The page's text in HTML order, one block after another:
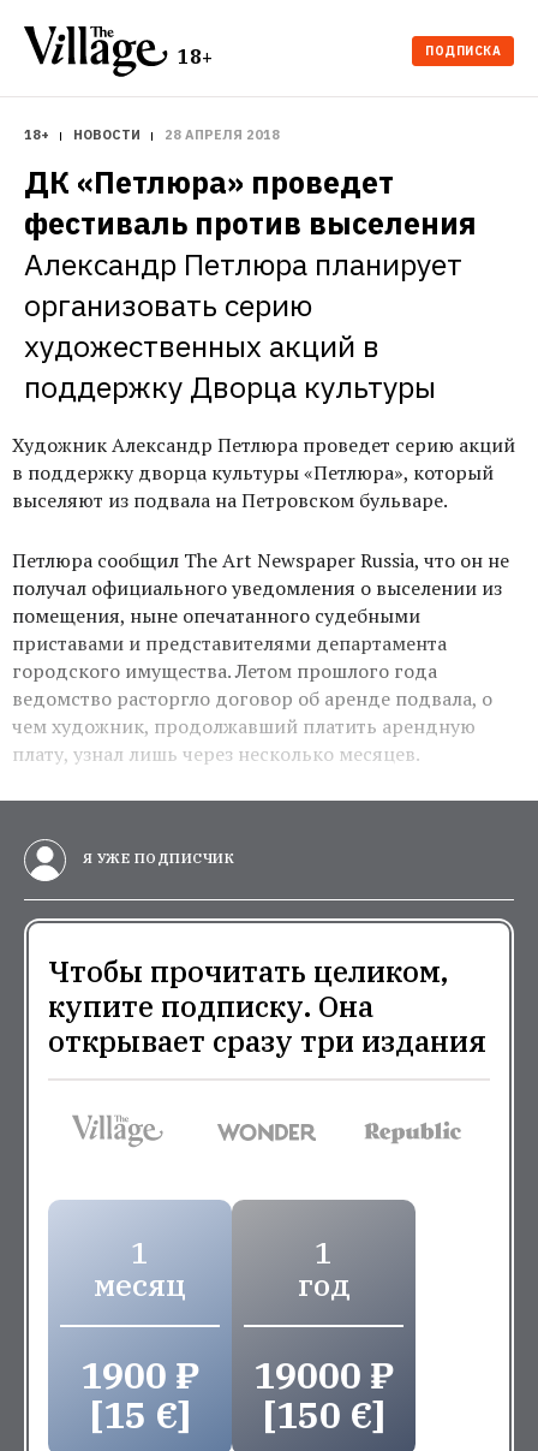
18+ ПОДПИСКА
18+ НОВОСТИ 28 АПРЕЛЯ 2018
ДК «Петлюра» проведет
фестиваль против выселения
Александр Петлюра планирует
организовать серию
художественных акций в
поддержку Дворца культуры
Художник Александр Петлюра проведет серию акций
в поддержку дворца культуры «Петлюра», который
выселяют из подвала на Петровcком бульваре.
Петлюра сообщил The Art Newspaper Russia, что он не
получал официального уведомления о выселении из
помещения, ныне опечатанного судебными
приставами и представителями департамента
городского имущества. Летом прошлого года
ведомство расторгло договор об аренде подвала, о
чем художник, продолжавший платить арендную
плату, узнал лишь через несколько месяцев.
Я УЖЕ ПОДПИСЧИК
Чтобы прочитать целиком,
купите подписку. Она
открывает сразу три издания
1
месяц
1900 ₽
[15 €]
1
год
19000 ₽
[150 €]